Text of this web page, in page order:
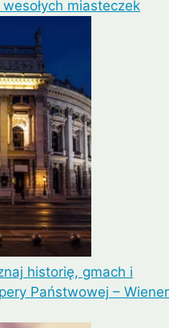
miasteczek
historię, gmach i
Państwowej – Wiener